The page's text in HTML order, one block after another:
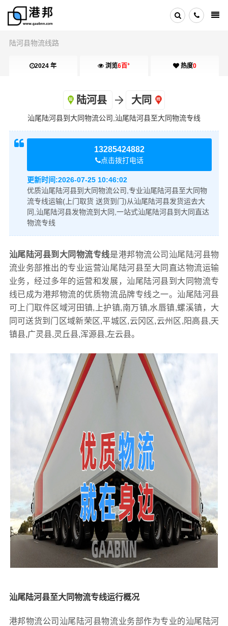
陆河县物流线路
2024 年 浏览6百+ 热度0
陆河县 大同
汕尾陆河县到大同物流公司,汕尾陆河县至大同物流专线
13285424882
点击拨打电话
更新时间:2026-07-25 10:46:02
优质汕尾陆河县到大同物流公司,专业汕尾陆河县至大同物
流专线运输(上门取货 送货到门)从汕尾陆河县发货运去大
同,汕尾陆河县发物流到大同,一站式汕尾陆河县到大同直达
物流专线
汕尾陆河县到大同物流专线是港邦物流公司汕尾陆河县物
流业务部推出的专业运营汕尾陆河县至大同直达物流运输
业务，经过多年的运营和发展，汕尾陆河县到大同物流专
线已成为港邦物流的优质物流品牌专线之一。汕尾陆河县
可上门取件区域河田镇,上护镇,南万镇,水唇镇,螺溪镇，大
同可送货到门区域新荣区,平城区,云冈区,云州区,阳高县,天
镇县,广灵县,灵丘县,浑源县,左云县。
汕尾陆河县至大同物流专线运行概况
港邦物流公司汕尾陆河县物流业务部作为专业的汕尾陆河